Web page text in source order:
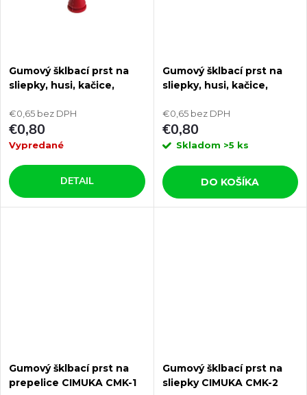
o
v
v
Gumový šklbací prst na
sliepky, husi, kačice,
0300f
€0,65 bez DPH
€0,80
Vypredané
DETAIL
Gumový šklbací prst na
sliepky, husi, kačice,
0300g
€0,65 bez DPH
€0,80
Skladom >5 ks
DO KOŠÍKA
Gumový šklbací prst na
prepelice CIMUKA CMK-1
Gumový šklbací prst na
sliepky CIMUKA CMK-2